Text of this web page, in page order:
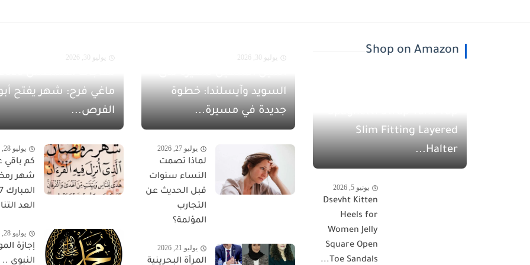
Shop on Amazon
Slim Fitting Layered
Halter...
يونيو 5, 2026
Dsevht Kitten
Heels for
Women Jelly
Square Open
Toe Sandals...
يوليو 30, 2026
السويد وآيسلندا: خطوة
جديدة في مسيرة...
يوليو 27, 2026
لماذا تصمت
النساء سنوات
قبل الحديث عن
التجارب
المؤلمة؟
يوليو 21, 2026
المرأة البحرينية
يوليو 30, 2026
ماغي فرح: شهر يفتح
الفرص...
يوليو 28, 2026
كم باقي
شهر
العد
يوليو 28, 2026
إجازة
النبوي